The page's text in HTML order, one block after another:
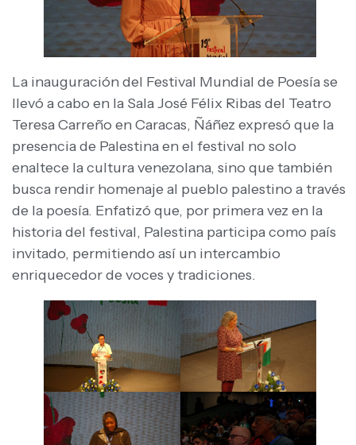
La inauguración del Festival Mundial de Poesía se
llevó a cabo en la Sala José Félix Ribas del Teatro
Teresa Carreño en Caracas, Ñáñez expresó que la
presencia de Palestina en el festival no solo
enaltece la cultura venezolana, sino que también
busca rendir homenaje al pueblo palestino a través
de la poesía. Enfatizó que, por primera vez en la
historia del festival, Palestina participa como país
invitado, permitiendo así un intercambio
enriquecedor de voces y tradiciones.